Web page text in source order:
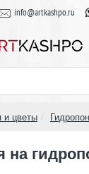
info@artkashpo.ru
и цветы
на